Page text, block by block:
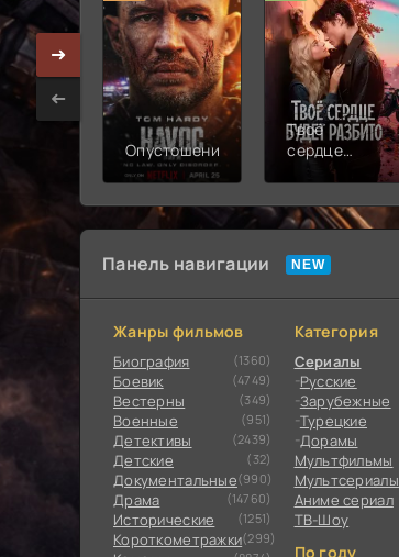
Опустошение
Твоё
сердце
Панель навигации
Жанры фильмов
Биография (1360)
Боевик (4749)
Вестерны (349)
Военные (951)
Детективы (2439)
Детские (32)
Документальные(990)
Драма (14760)
Исторические (1251)
Короткометражки(299)
Категория
Сериалы
Русские
Зарубежные
Турецкие
Дорамы
Мультфильмы
Мультсериалы
Аниме сериал
ТВ-Шоу
По году